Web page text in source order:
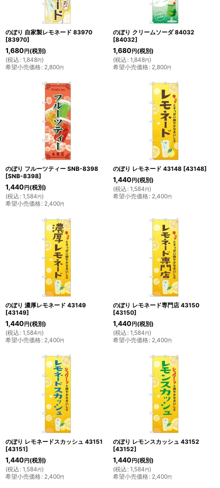
のぼり 自家製レモネード 83970
[83970]
1,680 円 (税別)
(税込 : 1,848円)
希望小売価格: 2,800円
のぼり クリームソーダ 84032
[84032]
1,680 円 (税別)
(税込 : 1,848円)
希望小売価格: 2,800円
のぼり フルーツティー SNB-8398
[SNB-8398]
1,440 円 (税別)
(税込 : 1,584円)
希望小売価格: 2,400円
のぼり レモネード 43148 [43148]
1,440 円 (税別)
(税込 : 1,584円)
希望小売価格: 2,400円
のぼり 濃厚レモネード 43149
[43149]
1,440 円 (税別)
(税込 : 1,584円)
希望小売価格: 2,400円
のぼり レモネード専門店 43150
[43150]
1,440 円 (税別)
(税込 : 1,584円)
希望小売価格: 2,400円
のぼり レモネードスカッシュ 43151
[43151]
1,440 円 (税別)
(税込 : 1,584円)
希望小売価格: 2,400円
のぼり レモンスカッシュ 43152
[43152]
1,440 円 (税別)
(税込 : 1,584円)
希望小売価格: 2,400円